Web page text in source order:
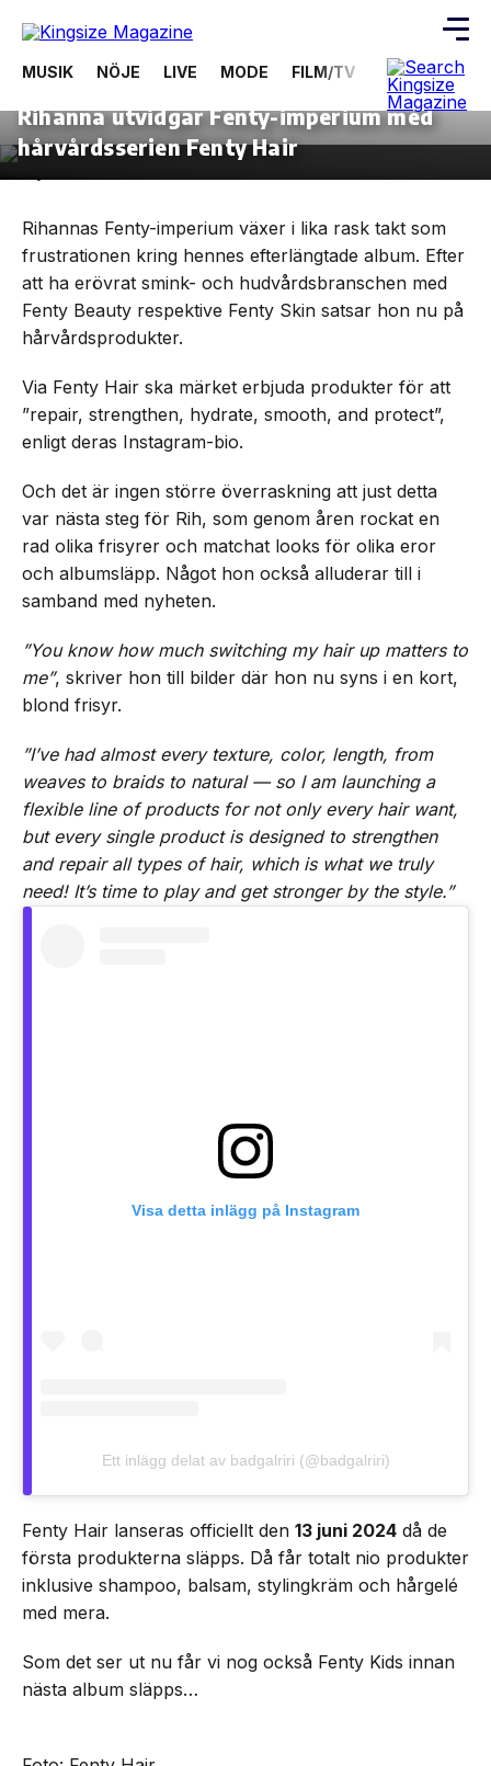
Skip
the
MUSIK NÖJE LIVE MODE FILM/TV VIDEOS
5 juni, 2024
Rihanna utvidgar Fenty-imperium med
hårvårdsserien Fenty Hair
Rihannas Fenty-imperium växer i lika rask takt som
frustrationen kring hennes efterlängtade album. Efter
att ha erövrat smink- och hudvårdsbranschen med
Fenty Beauty respektive Fenty Skin satsar hon nu på
hårvårdsprodukter.
Via Fenty Hair ska märket erbjuda produkter för att
”repair, strengthen, hydrate, smooth, and protect”,
enligt deras Instagram-bio.
Och det är ingen större överraskning att just detta
var nästa steg för Rih, som genom åren rockat en
rad olika frisyrer och matchat looks för olika eror
och albumsläpp. Något hon också alluderar till i
samband med nyheten.
”You know how much switching my hair up matters to
me”, skriver hon till bilder där hon nu syns i en kort,
blond frisyr.
”I’ve had almost every texture, color, length, from
weaves to braids to natural — so I am launching a
flexible line of products for not only every hair want,
but every single product is designed to strengthen
and repair all types of hair, which is what we truly
need! It’s time to play and get stronger by the style.”
Visa detta inlägg på Instagram
Ett inlägg delat av badgalriri (@badgalriri)
Fenty Hair lanseras officiellt den 13 juni 2024 då de
första produkterna släpps. Då får totalt nio produkter
inklusive shampoo, balsam, stylingkräm och hårgelé
med mera.
Som det ser ut nu får vi nog också Fenty Kids innan
nästa album släpps…